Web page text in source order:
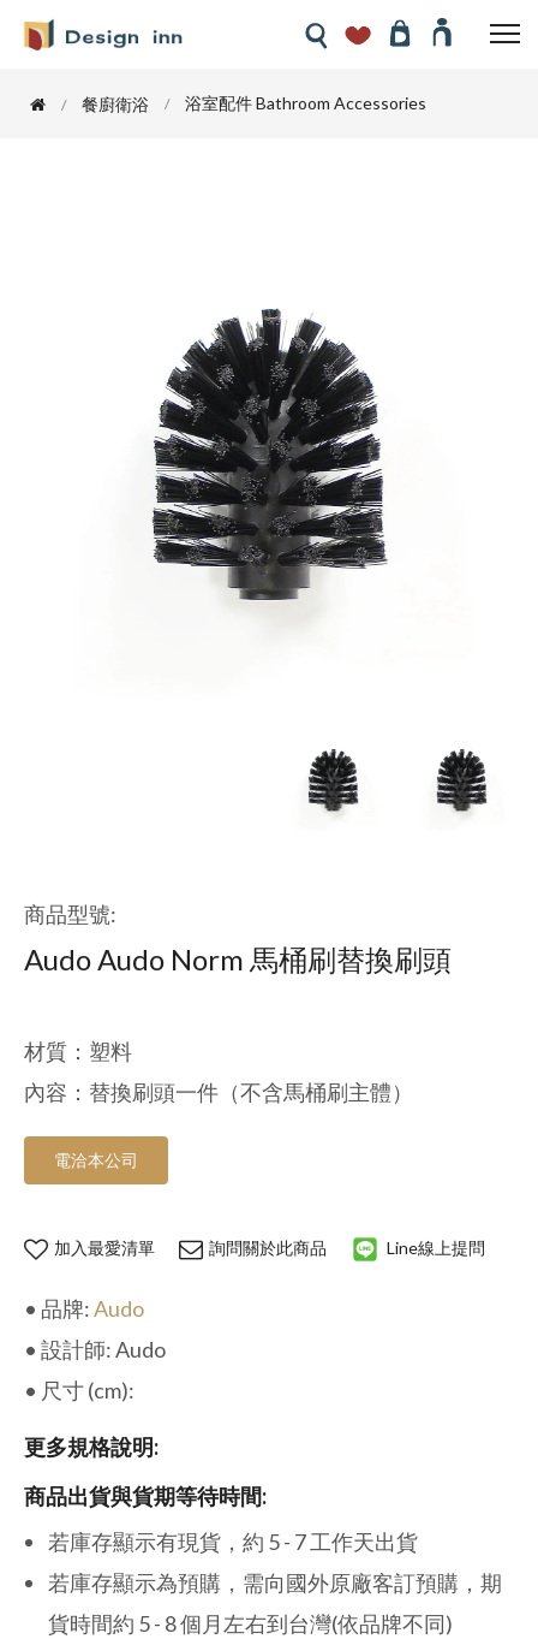
餐廚衛浴 浴室配件 Bathroom Accessories
商品型號:
Audo Audo Norm 馬桶刷替換刷頭
材質：塑料
內容：替換刷頭一件（不含馬桶刷主體）
電洽本公司
加入最愛清單 詢問關於此商品 Line線上提問
• 品牌:Audo
• 設計師: Audo
• 尺寸 (cm):
更多規格說明:
商品出貨與貨期等待時間:
若庫存顯示有現貨，約 5 - 7 工作天出貨
若庫存顯示為預購，需向國外原廠客訂預購，期
貨時間約 5 - 8 個月左右到台灣(依品牌不同)